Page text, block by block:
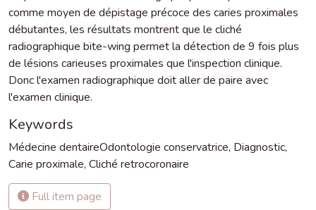
comme moyen de dépistage précoce des caries proximales
débutantes, les résultats montrent que le cliché
radiographique bite-wing permet la détection de 9 fois plus
de lésions carieuses proximales que l'inspection clinique.
Donc l'examen radiographique doit aller de paire avec
l'examen clinique.
Keywords
Médecine dentaireOdontologie conservatrice, Diagnostic,
Carie proximale, Cliché retrocoronaire
Full item page